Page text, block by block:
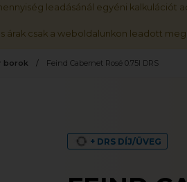
leadásánál egyéni kalkulációt
árak csak a weboldalunkon leadott
borok Feind Cabernet Rosé 0.75l DRS
+ DRS DÍJ/ÜVEG